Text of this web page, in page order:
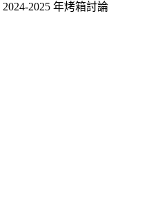
2024-2025 年烤箱討論